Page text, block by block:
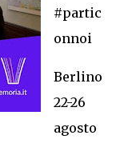
#partic
onnoi
Berlino
22-26
agosto